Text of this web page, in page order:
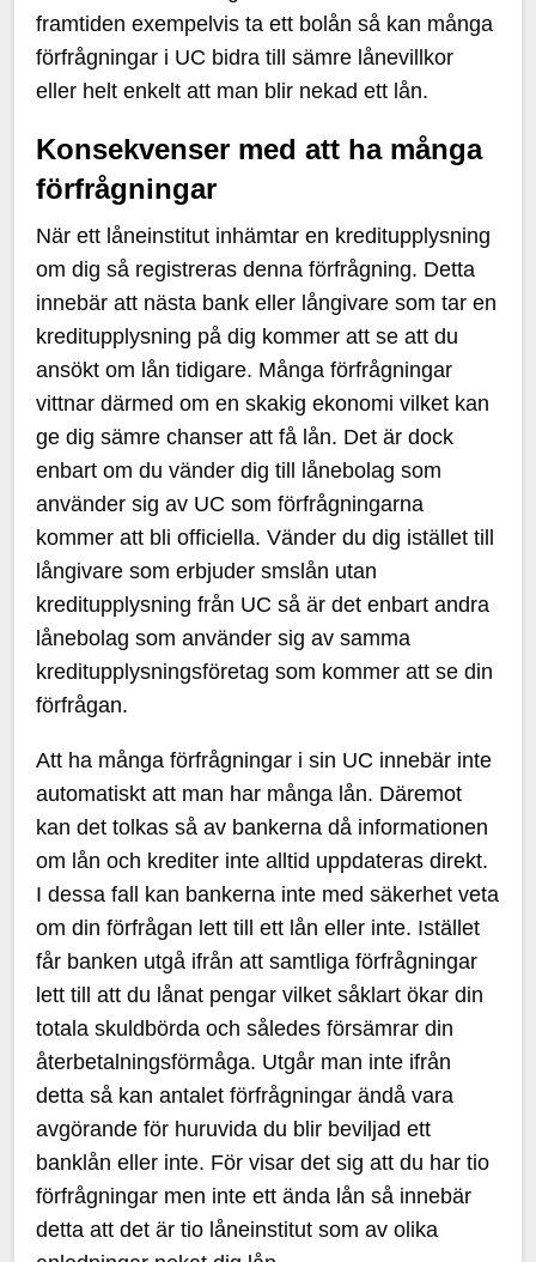
framtiden exempelvis ta ett bolån så kan många
förfrågningar i UC bidra till sämre lånevillkor
eller helt enkelt att man blir nekad ett lån.
Konsekvenser med att ha många
förfrågningar
När ett låneinstitut inhämtar en kreditupplysning
om dig så registreras denna förfrågning. Detta
innebär att nästa bank eller långivare som tar en
kreditupplysning på dig kommer att se att du
ansökt om lån tidigare. Många förfrågningar
vittnar därmed om en skakig ekonomi vilket kan
ge dig sämre chanser att få lån. Det är dock
enbart om du vänder dig till lånebolag som
använder sig av UC som förfrågningarna
kommer att bli officiella. Vänder du dig istället till
långivare som erbjuder smslån utan
kreditupplysning från UC så är det enbart andra
lånebolag som använder sig av samma
kreditupplysningsföretag som kommer att se din
förfrågan.
Att ha många förfrågningar i sin UC innebär inte
automatiskt att man har många lån. Däremot
kan det tolkas så av bankerna då informationen
om lån och krediter inte alltid uppdateras direkt.
I dessa fall kan bankerna inte med säkerhet veta
om din förfrågan lett till ett lån eller inte. Istället
får banken utgå ifrån att samtliga förfrågningar
lett till att du lånat pengar vilket såklart ökar din
totala skuldbörda och således försämrar din
återbetalningsförmåga. Utgår man inte ifrån
detta så kan antalet förfrågningar ändå vara
avgörande för huruvida du blir beviljad ett
banklån eller inte. För visar det sig att du har tio
förfrågningar men inte ett ända lån så innebär
detta att det är tio låneinstitut som av olika